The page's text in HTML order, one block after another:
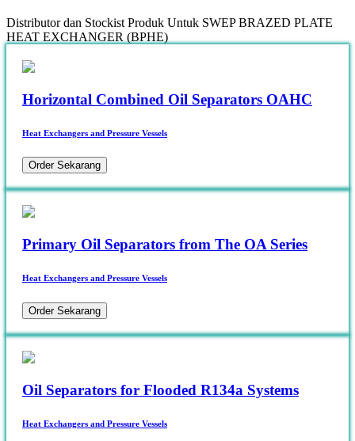
Distributor dan Stockist Produk Untuk SWEP BRAZED PLATE
HEAT EXCHANGER (BPHE)
Horizontal Combined Oil Separators OAHC
Heat Exchangers and Pressure Vessels
Order Sekarang
Primary Oil Separators from The OA Series
Heat Exchangers and Pressure Vessels
Order Sekarang
Oil Separators for Flooded R134a Systems
Heat Exchangers and Pressure Vessels